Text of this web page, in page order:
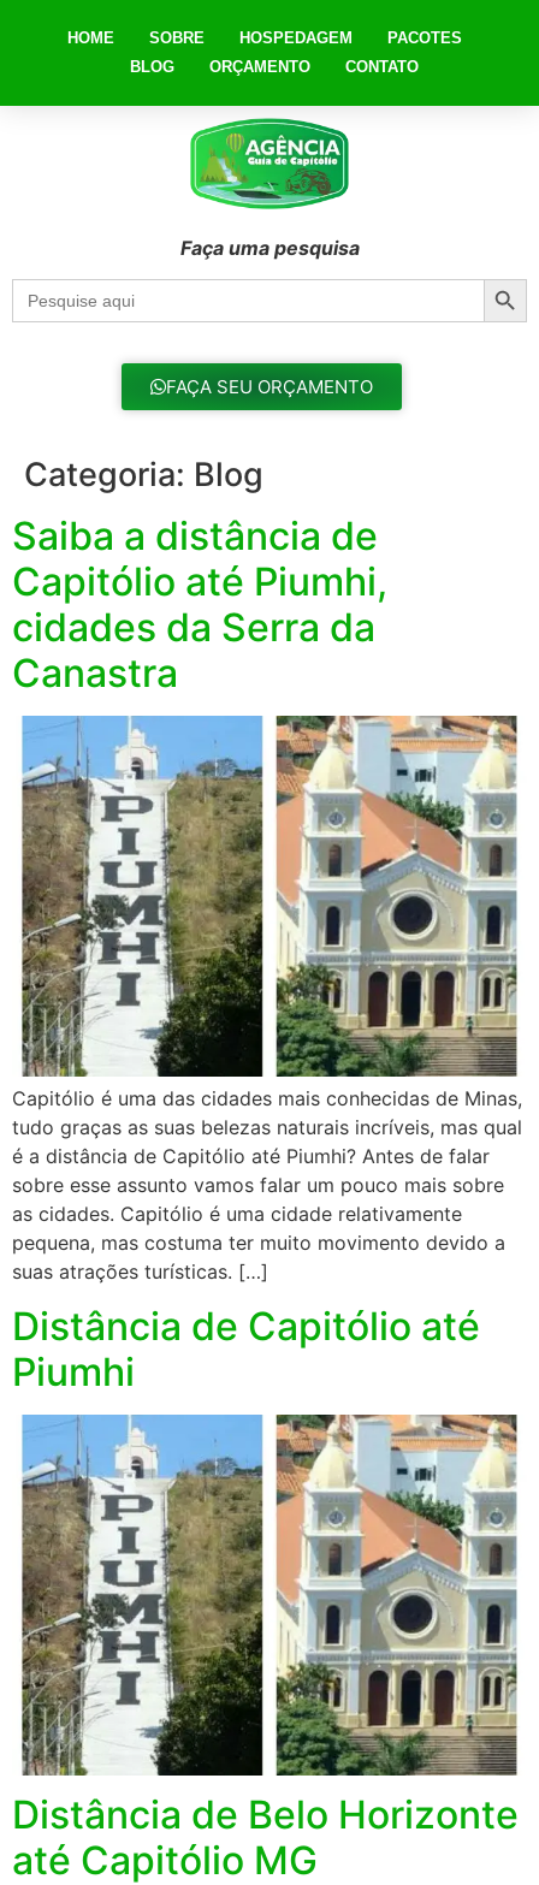
HOME SOBRE HOSPEDAGEM
PACOTES
BLOG
ORÇAMENTO CONTATO
Faça uma pesquisa
Search
for:
FAÇA SEU ORÇAMENTO
Categoria: Blog
Saiba a distância de
Capitólio até Piumhi,
cidades da Serra da
Canastra
Capitólio é uma das cidades mais conhecidas de Minas,
tudo graças as suas belezas naturais incríveis, mas qual
é a distância de Capitólio até Piumhi? Antes de falar
sobre esse assunto vamos falar um pouco mais sobre
as cidades. Capitólio é uma cidade relativamente
pequena, mas costuma ter muito movimento devido a
suas atrações turísticas. […]
Distância de Capitólio até
Piumhi
Distância de Belo Horizonte
até Capitólio MG